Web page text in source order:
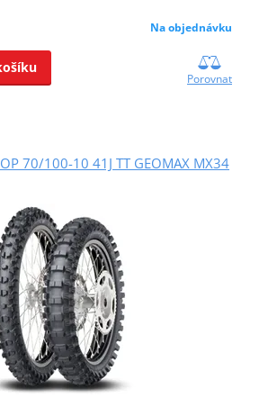
Na objednávku
Porovnat
70/100-10 41J TT GEOMAX MX34